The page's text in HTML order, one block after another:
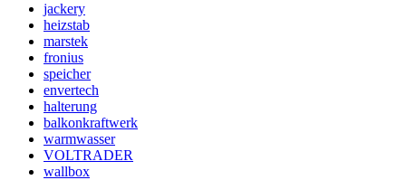
jackery
heizstab
marstek
fronius
speicher
envertech
halterung
balkonkraftwerk
warmwasser
VOLTRADER
wallbox